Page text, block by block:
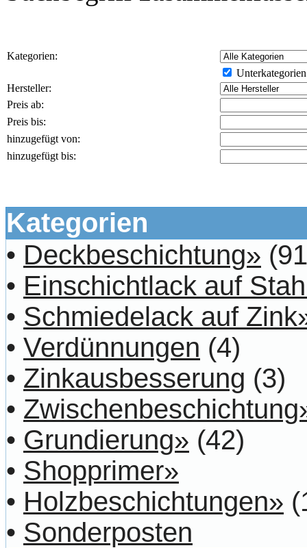
Kategorien:
Hersteller:
Preis ab:
Preis bis:
hinzugefügt von:
hinzugefügt bis:
Kategorien
• Deckbeschichtung»
• Einschichtlack auf
• Schmiedelack auf
• Verdünnungen (4)
• Zinkausbesserung (3)
•
• Grundierung» (42)
• Shopprimer»
• Holzbeschichtungen»
• Sonderposten